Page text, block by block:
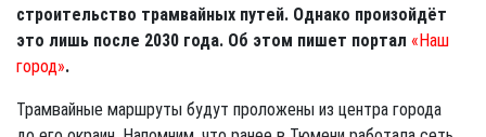
строительство трамвайных путей. Однако произойдёт
это лишь после 2030 года. Об этом пишет портал «Наш
город».
Трамвайные маршруты будут проложены из центра города